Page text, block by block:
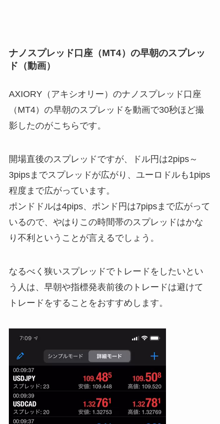
ナノスプレッド口座（MT4）の早朝のスプレッ
ド（動画）
AXIORY（アキシオリー）のナノスプレッド口座
（MT4）の早朝のスプレッド を動画で30秒ほど撮
影したのがこちらです。
開場直後のスプレッドですが、ドル円は2pips～
3pipsまでスプレッドが広がり、ユーロドルも1pips
程度まで広がっています。
ポンドドルは4pips、ポンド円は7pipsまで広がって
いるので、やはりこの時間帯のスプレッドはかな
り不利ということが言えるでしょう。
なるべく狭いスプレッドでトレードをしたいとい
う人は、早朝や指標発表前後のトレードは避けて
トレードをすることをおすすめします。
プ
レ
ー
ヤ